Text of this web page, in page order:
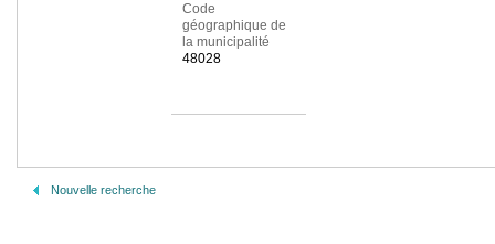
Code
géographique de
la municipalité
48028
Nouvelle recherche